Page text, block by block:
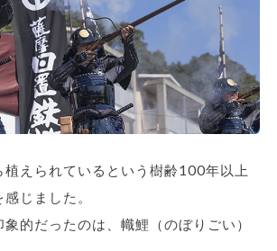
植えられているという樹齢100年以上
じました。
的だったのは、幟鯉（のぼりごい）